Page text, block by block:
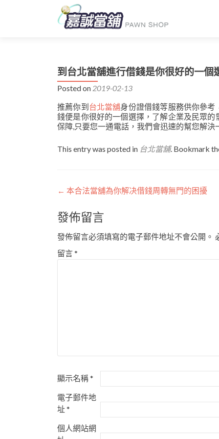
到台北當舖進行借錢是你很好的一個
Posted on 2019-02-13
推薦你到台北當舖身份證借錢等服務供你參
錢便是你很好的一個選擇，了解企業及民眾
保障,只要您一通電話，我們會迅速的幫您解決
This entry was posted in 台北當舖. Bookmark
文
章
導
覽
← 本合法當舖為你解决借錢周轉無門的困擾
發佈留言
發佈留言必須填寫的電子郵件地址不會公開。
留言*
顯示名稱*
電子郵件地
址*
個人網站網